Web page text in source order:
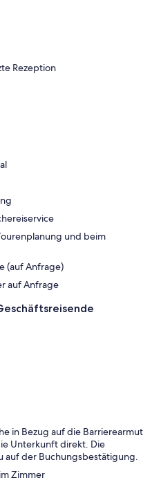
Rezeption
und beim
(auf Anfrage)
auf Anfrage
in Bezug auf die Barrierearmut
Unterkunft direkt. Die
auf der Buchungsbestätigung.
Zimmer